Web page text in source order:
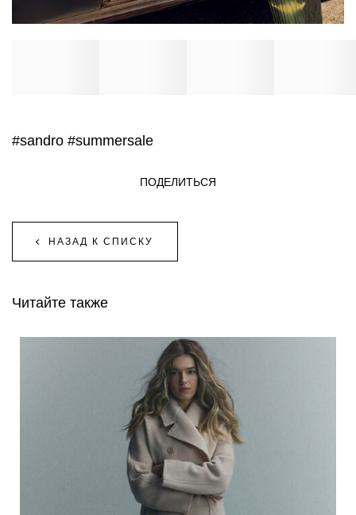
#sandro #summersale
НАЗАД К СПИСКУ
ПОДЕЛИТЬСЯ
Читайте также